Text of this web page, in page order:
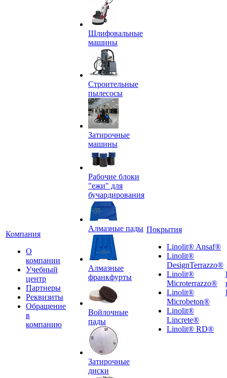
Компания
О
компании
Учебный
центр
Партнеры
Реквизиты
Обращение
в
компанию
Шлифовальные
машины
Строительные
пылесосы
Затирочные
машины
Рабочие блоки
"ежи" для
бучардирования
Алмазные пады
Алмазные
франкфурты
Войлочные
пады
Затирочные
диски
Покрытия
Linolit® Ansaf®
Linolit®
DesignTerrazzo®
Linolit®
Microterrazzo®
Linolit®
Microbeton®
Linolit®
Lincrete®
Linolit® RD®